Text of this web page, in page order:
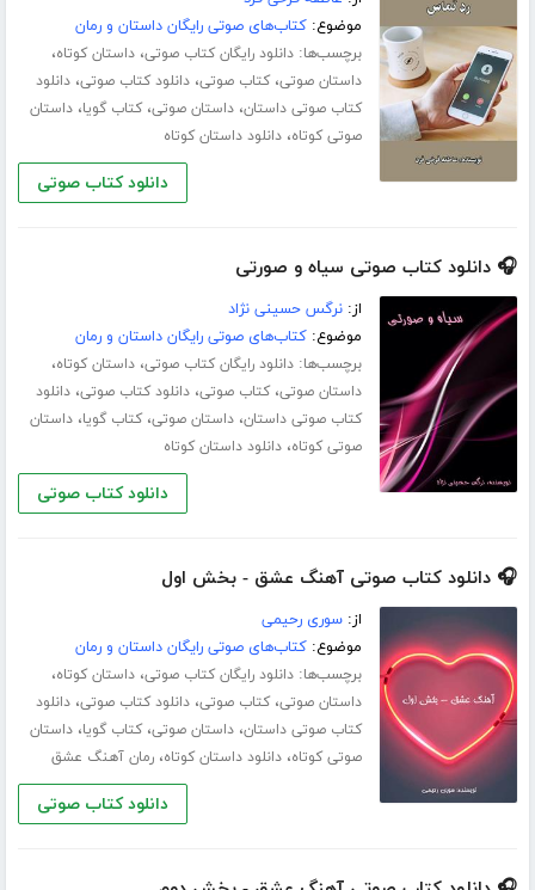
موضوع:کتاب‌های صوتی رایگان داستان و رمان
برچسب‌ها:دانلود رایگان کتاب صوتی،داستان کوتاه،
داستان صوتی،کتاب صوتی،دانلود کتاب صوتی،دانلود
کتاب صوتی داستان،داستان صوتی،کتاب گویا،داستان
صوتی کوتاه،دانلود داستان کوتاه
دانلود کتاب صوتی
🎧 دانلود کتاب صوتی سیاه و صورتی
از:نرگس حسینی نژاد
موضوع:کتاب‌های صوتی رایگان داستان و رمان
برچسب‌ها:دانلود رایگان کتاب صوتی،داستان کوتاه،
داستان صوتی،کتاب صوتی،دانلود کتاب صوتی،دانلود
کتاب صوتی داستان،داستان صوتی،کتاب گویا،داستان
صوتی کوتاه،دانلود داستان کوتاه
دانلود کتاب صوتی
🎧 دانلود کتاب صوتی آهنگ عشق - بخش اول
از:سوری رحیمی
موضوع:کتاب‌های صوتی رایگان داستان و رمان
برچسب‌ها:دانلود رایگان کتاب صوتی،داستان کوتاه،
داستان صوتی،کتاب صوتی،دانلود کتاب صوتی،دانلود
کتاب صوتی داستان،داستان صوتی،کتاب گویا،داستان
صوتی کوتاه،دانلود داستان کوتاه،رمان آهنگ عشق
دانلود کتاب صوتی